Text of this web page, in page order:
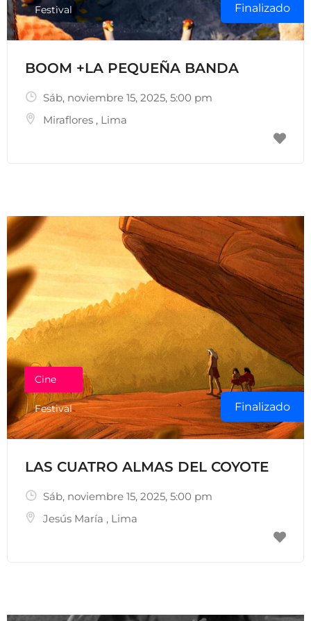
Festival
BOOM +LA PEQUEÑA BANDA
Finalizado
Sáb, noviembre 15, 2025, 5:00 pm
Miraflores , Lima
Cine
Festival
LAS CUATRO ALMAS DEL COYOTE
Finalizado
Sáb, noviembre 15, 2025, 5:00 pm
Jesús María , Lima